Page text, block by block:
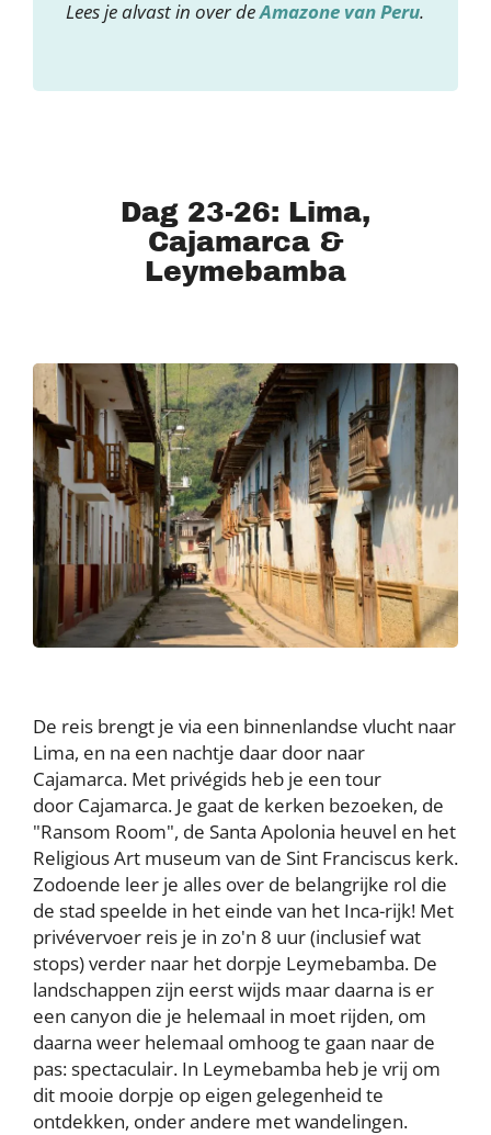
Lees je alvast in over deAmazone van Peru.
Dag 23-26: Lima,
Cajamarca &
Leymebamba
De reis brengt je via een binnenlandse vlucht naar
Lima, en na een nachtje daar door naar
Cajamarca. Met privégids heb je een tour
door Cajamarca. Je gaat de kerken bezoeken, de
"Ransom Room", de Santa Apolonia heuvel en het
Religious Art museum van de Sint Franciscus kerk.
Zodoende leer je alles over de belangrijke rol die
de stad speelde in het einde van het Inca-rijk! Met
privévervoer reis je in zo'n 8 uur (inclusief wat
stops) verder naar het dorpje Leymebamba. De
landschappen zijn eerst wijds maar daarna is er
een canyon die je helemaal in moet rijden, om
daarna weer helemaal omhoog te gaan naar de
pas: spectaculair. In Leymebamba heb je vrij om
dit mooie dorpje op eigen gelegenheid te
ontdekken, onder andere met wandelingen.